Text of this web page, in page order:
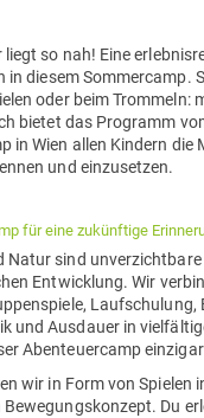
liegt so nah! Eine
diesem Sommercamp.
oder beim Trommeln:
bietet das Programm
in Wien allen Kindern die
und einzusetzen.
für eine zukünftige
Natur sind
Entwicklung. Wir
Laufschulung,
und Ausdauer in
Abenteuercamp
wir in Form von Spielen
Du